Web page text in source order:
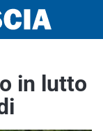
in lutto